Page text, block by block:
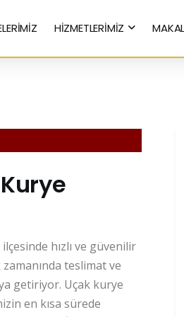
HİZMETLERİMİZ
hızlı ve güvenilir
teslimat ve
getiriyor. Uçak kurye
en kısa sürede